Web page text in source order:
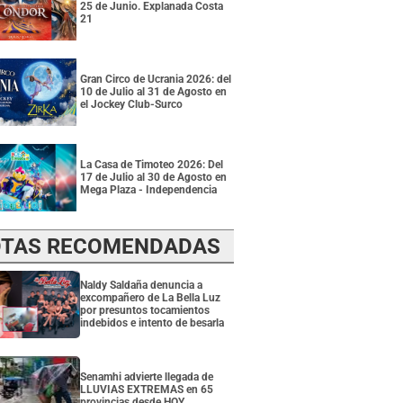
25 de Junio. Explanada Costa
21
Gran Circo de Ucrania 2026: del
10 de Julio al 31 de Agosto en
el Jockey Club-Surco
La Casa de Timoteo 2026: Del
17 de Julio al 30 de Agosto en
Mega Plaza - Independencia
RECOMENDADAS
Naldy Saldaña denuncia a
excompañero de La Bella Luz
por presuntos tocamientos
indebidos e intento de besarla
Senamhi advierte llegada de
LLUVIAS EXTREMAS en 65